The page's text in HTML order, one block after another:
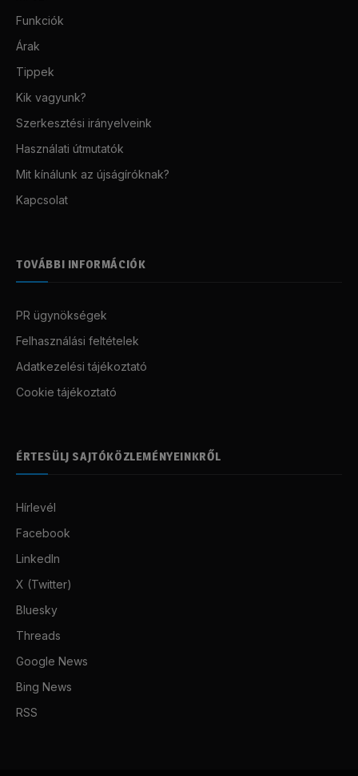
Funkciók
Árak
Tippek
Kik vagyunk?
Szerkesztési irányelveink
Használati útmutatók
Mit kínálunk az újságíróknak?
Kapcsolat
TOVÁBBI INFORMÁCIÓK
PR ügynökségek
Felhasználási feltételek
Adatkezelési tájékoztató
Cookie tájékoztató
ÉRTESÜLJ SAJTÓKÖZLEMÉNYEINKRŐL
Hírlevél
Facebook
LinkedIn
X (Twitter)
Bluesky
Threads
Google News
Bing News
RSS